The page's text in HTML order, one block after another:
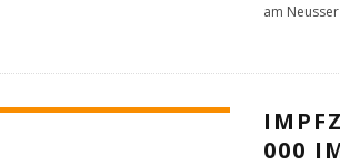
am Neusser
000